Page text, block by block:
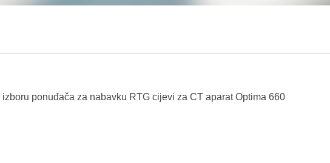
izboru ponuđača za nabavku RTG cijevi za CT aparat Optima 660